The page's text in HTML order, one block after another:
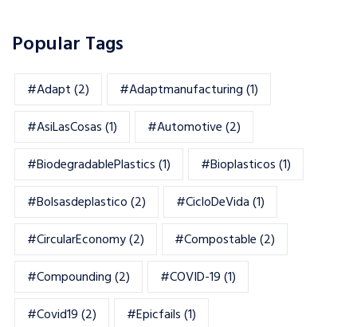
Popular Tags
#adapt(2) #adaptmanufacturing(1)
#AsiLasCosas(1) #automotive(2)
#BiodegradablePlastics(1) #Bioplasticos(1)
#bolsasdeplastico(2) #CicloDeVida(1)
#CircularEconomy(2) #Compostable(2)
#Compounding(2) #COVID-19(1)
#Covid19(2) #epicfails(1)